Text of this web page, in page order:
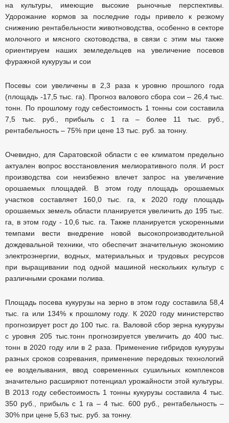
на культуры, имеющие высокие рыночные перспективы.
Удорожание кормов за последние годы привело к резкому
снижению рентабельности животноводства, особенно в секторе
молочного и мясного скотоводства, в связи с этим мы также
ориентируем наших земледельцев на увеличение посевов
фуражной кукурузы и сои
Посевы сои увеличены в 2,3 раза к уровню прошлого года
(площадь -17,5 тыс. га). Прогноз валового сбора сои – 26,4 тыс.
тонн. По прошлому году себестоимость 1 тонны сои составила
7,5 тыс. руб., прибыль с 1 га – более 11 тыс. руб.,
рентабельность – 75% при цене 13 тыс. руб. за тонну.
Очевидно, для Саратовской области с ее климатом предельно
актуален вопрос восстановления мелиоративного поля. И рост
производства сои неизбежно влечет запрос на увеличение
орошаемых площадей. В этом году площадь орошаемых
участков составляет 160,0 тыс. га, к 2020 году площадь
орошаемых земель области планируется увеличить до 195 тыс.
га, в этом году - 10,6 тыс. га. Также планируется ускоренными
темпами вести внедрение новой высокопроизводительной
дождевальной техники, что обеспечит значительную экономию
электроэнергии, водных, материальных и трудовых ресурсов
при выращивании под одной машиной нескольких культур с
различными сроками полива.
Площадь посева кукурузы на зерно в этом году составила 58,4
тыс. га или 134% к прошлому году. К 2020 году министерство
прогнозирует рост до 100 тыс. га. Валовой сбор зерна кукурузы
с уровня 205 тыс.тонн прогнозируется увеличить до 400 тыс.
тонн в 2020 году или в 2 раза. Применение гибридов кукурузы
разных сроков созревания, применение передовых технологий
ее возделывания, ввод современных сушильных комплексов
значительно расширяют потенциал урожайности этой культуры.
В 2013 году себестоимость 1 тонны кукурузы составила 4 тыс.
350 руб., прибыль с 1 га – 4 тыс. 600 руб., рентабельность –
30% при цене 5,63 тыс. руб. за тонну.